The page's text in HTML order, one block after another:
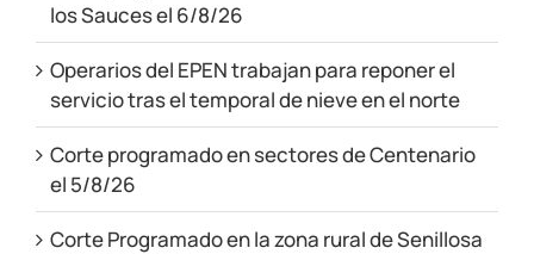
los Sauces el 6/8/26
Operarios del EPEN trabajan para reponer el
servicio tras el temporal de nieve en el norte
Corte programado en sectores de Centenario
el 5/8/26
Corte Programado en la zona rural de Senillosa